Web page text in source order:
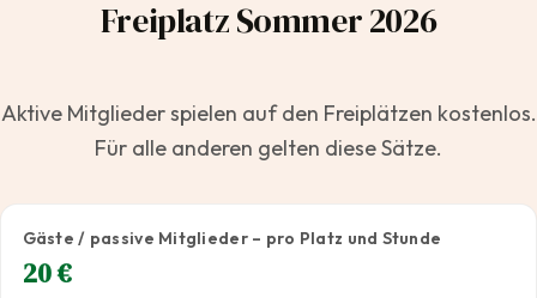
Freiplatz Sommer 2026
Aktive Mitglieder spielen auf den Freiplätzen kostenlos.
Für alle anderen gelten diese Sätze.
Gäste / passive Mitglieder – pro Platz und Stunde
20 €